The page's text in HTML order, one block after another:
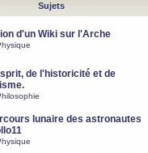
Sujets
d'un Wiki sur l'Arche
de l'historicité et de
lunaire des astronautes